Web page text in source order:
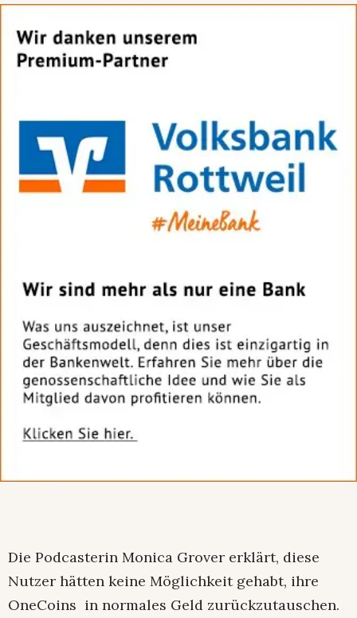
Die Podcasterin Monica Grover erklärt, diese
Nutzer hätten keine Möglichkeit gehabt, ihre
OneCoins in normales Geld zurückzutauschen.